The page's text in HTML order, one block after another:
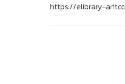
https://elibrary-